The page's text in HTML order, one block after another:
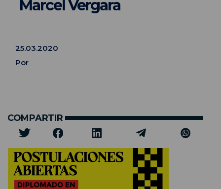
Marcel Vergara
25.03.2020
Por
COMPARTIR